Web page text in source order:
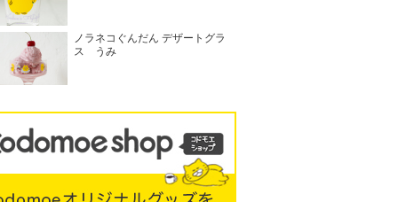
ノラネコぐんだん デザートグラ
ス うみ